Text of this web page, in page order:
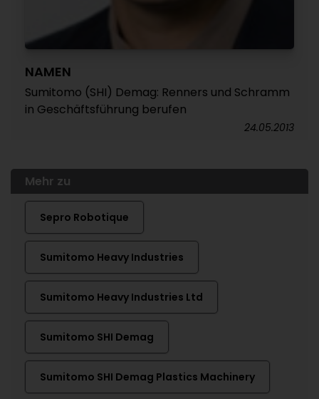
NAMEN
Sumitomo (SHI) Demag: Renners und Schramm
in Geschäftsführung berufen
24.05.2013
Mehr zu
Sepro Robotique
Sumitomo Heavy Industries
Sumitomo Heavy Industries Ltd
Sumitomo SHI Demag
Sumitomo SHI Demag Plastics Machinery